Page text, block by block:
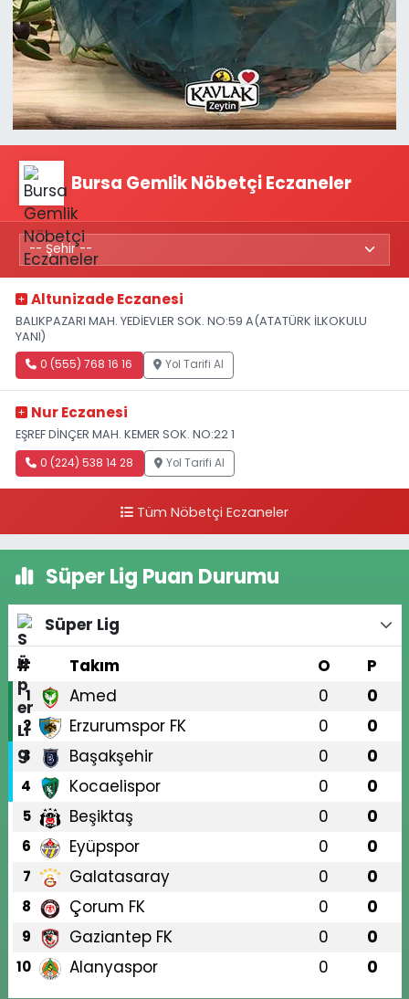
Bursa Gemlik Nöbetçi Eczaneler
Altunizade Eczanesi
BALIKPAZARI MAH. YEDİEVLER SOK. NO:59 A(ATATÜRK İLKOKULU
YANI)
0 (555) 768 16 16 Yol Tarifi Al
Nur Eczanesi
EŞREF DİNÇER MAH. KEMER SOK. NO:22 1
0 (224) 538 14 28 Yol Tarifi Al
Tüm Nöbetçi Eczaneler
Süper Lig Puan Durumu
Süper Lig
#
Takım O P
1 Amed 0 0
2 Erzurumspor FK 0 0
3 Başakşehir 0 0
4 Kocaelispor 0 0
5 Beşiktaş 0 0
6 Eyüpspor 0 0
7 Galatasaray 0 0
8 Çorum FK 0 0
9 Gaziantep FK 0 0
10 Alanyaspor 0 0